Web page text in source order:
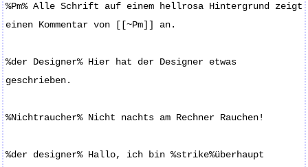
%Pm% Alle Schrift auf einem hellrosa Hintergrund zeigt
einen Kommentar von [[~Pm]] an.
%der Designer% Hier hat der Designer etwas
geschrieben.
%Nichtraucher% Nicht nachts am Rechner Rauchen!
%der designer% Hallo, ich bin %strike%überhaupt